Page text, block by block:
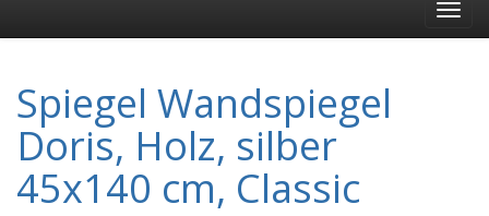
Spiegel Wandspiegel
Doris, Holz, silber
45x140 cm, Classic